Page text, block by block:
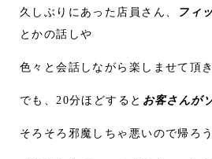
久しぶりにあった店員さん、
フィ
とかの話しや
色々と会話しながら楽しませて頂き
でも、20分ほどすると お客さんが
そろそろ邪魔しちゃ悪いので帰ろ